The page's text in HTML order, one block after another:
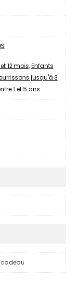
12 mois,Enfants
jusqu'à 3
1 et 5 ans
cadeau